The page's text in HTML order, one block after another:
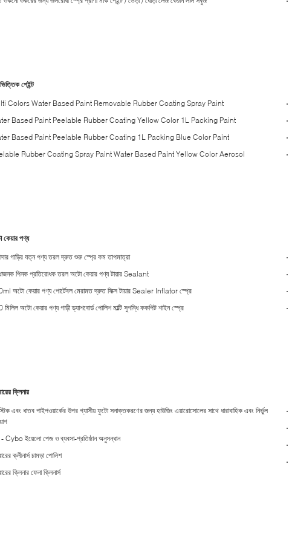
পেইন্ট
Colors Water Based Paint Removable Rubber Coating Spray Paint
Based Paint Peelable Rubber Coating Yellow Color 1L Packing Paint
Based Paint Peelable Rubber Coating 1L Packing Blue Color Paint
Rubber Coating Spray Paint Water Based Paint Yellow Color Aerosol
কেয়ার পণ্য
গাড়ির যত্ন পণ্য তরল দ্রুত শুরু স্প্রে কম তাপমাত্রা
পিনক প্রতিরোধক তরল অটো কেয়ার পণ্য টায়ার Sealant
অটো কেয়ার পণ্য পোর্টেবল মেরামত দ্রুত ফিক্স টায়ার Sealer Inflator স্প্রে
অটো কেয়ার পণ্য গাড়ী ড্যাশবোর্ড পোলিশ মাল্টি সুগন্ধি ককপিট শাইন স্প্রে
ক্লিনার
এবং ধাতব পাইপওয়ার্কের উপর গ্যাসীয় ফুটো সনাক্তকরণের জন্য হাউজিং এয়ারোসোলের সাথে ধারাবাহিক এবং নির্ভুল
- Cybo ইয়েলো পেজ ও ব্যবসা-প্রতিষ্ঠান অনুসন্ধান
ক্লীনার্স চামড়া পোলিশ
ক্লিনার ফেনা ক্লিনার্স